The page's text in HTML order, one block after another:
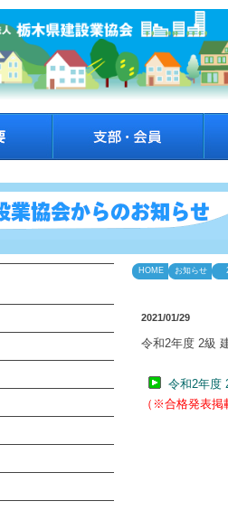
HOME お知らせ
2021/01/29
令和2年度 2級
令和2年度
（※合格発表掲